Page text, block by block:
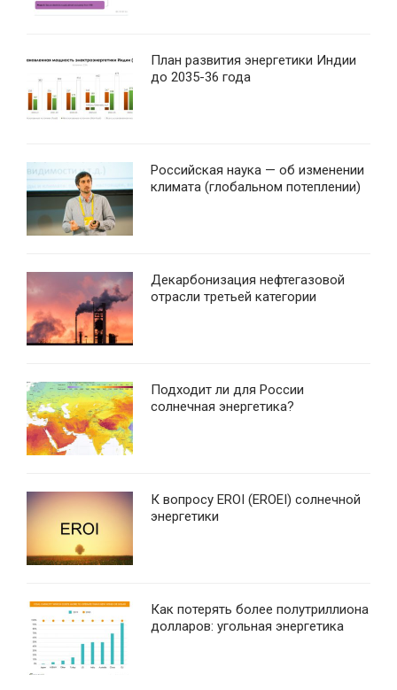
План развития энергетики Индии
до 2035-36 года
Российская наука — об изменении
климата (глобальном потеплении)
Декарбонизация нефтегазовой
отрасли третьей категории
Подходит ли для России
солнечная энергетика?
К вопросу EROI (EROEI) солнечной
энергетики
Как потерять более полутриллиона
долларов: угольная энергетика